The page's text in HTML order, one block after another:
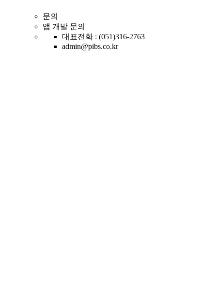
문의
앱 개발 문의
대표전화 : (051)316-2763
admin@pibs.co.kr